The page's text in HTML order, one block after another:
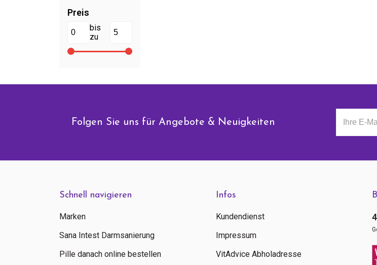
Preis
bis
zu
Folgen Sie uns für Angebote & Neuigkeiten
Schnell navigieren
Marken
Sana Intest Darmsanierung
Pille danach online bestellen
Infos
Kundendienst
Impressum
VitAdvice Abholadresse